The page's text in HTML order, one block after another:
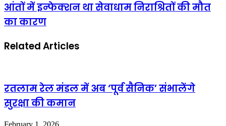
आंतों में इन्फेक्शन था सेवाधाम निराश्रितों की मौत
का कारण
Related Articles
रतलाम रेल मंडल में अब ‘पूर्व सैनिक’ संभालेंगे
सुरक्षा की कमान
February 1, 2026